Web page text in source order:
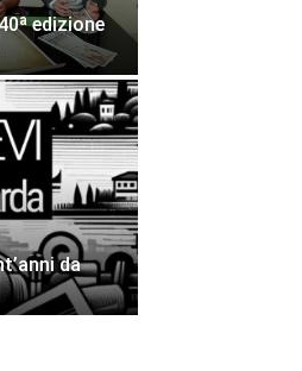
edizione
da